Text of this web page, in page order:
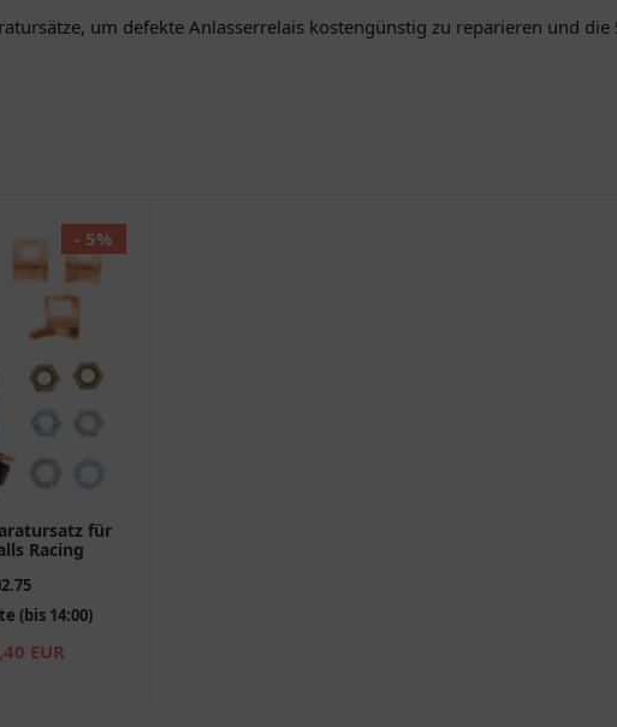
um defekte Anlasserrelais kostengünstig zu reparieren und
für
Racing
(bis 14:00)
EUR
- 5%